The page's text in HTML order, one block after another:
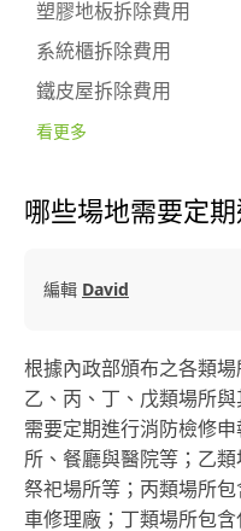
塑膠地板拆除費用
系統櫃拆除費用
鐵皮屋拆除費用
看更多
哪些場地需要定
編輯 David
根據內政部頒布之各類場
乙、丙、丁、戊類場所
需要定期進行消防檢修
所、餐廳與醫院等；乙
祭祀場所等；丙類場所
車修理廠；丁類場所包